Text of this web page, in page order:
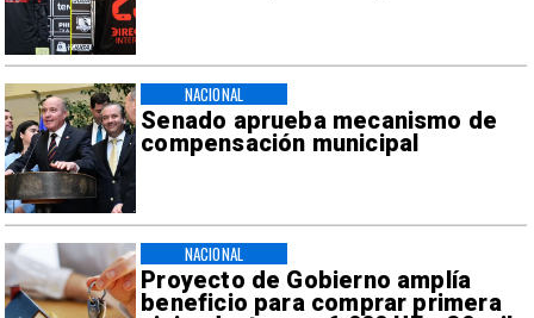
Senado aprueba mecanismo de
compensación municipal
NACIONAL
Proyecto de Gobierno amplía
beneficio para comprar primera
NACIONAL